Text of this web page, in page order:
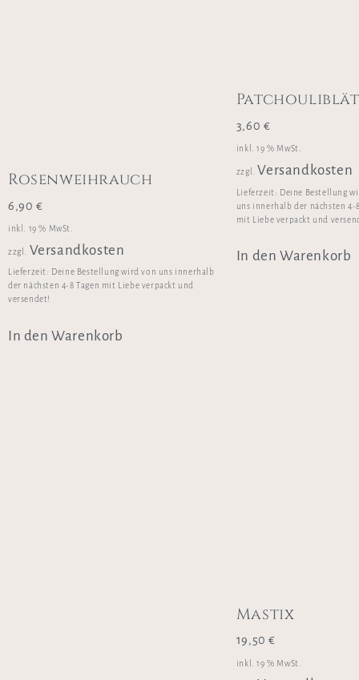
Rosenweihrauch
6,90 €
inkl. 19 % MwSt.
zzgl. Versandkosten
Lieferzeit: Deine Bestellung wird von uns innerhalb
der nächsten 4-8 Tagen mit Liebe verpackt und
versendet!
In den Warenkorb
3,60 €
inkl. 19 % MwSt.
zzgl. Versandkosten
Lieferzeit: Deine Bestellung
uns innerhalb der nächsten 4-
mit Liebe verpackt und
In den Warenkorb
Mastix
19,50€
inkl. 19 % MwSt.